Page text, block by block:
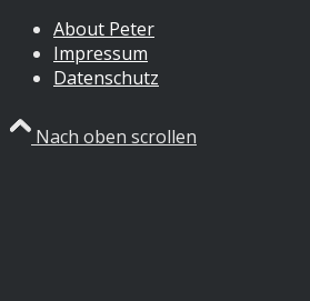
About Peter
Impressum
Datenschutz
Nach oben scrollen